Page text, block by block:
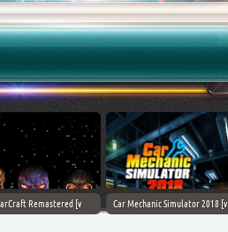
Remastered [v
Car Mechanic Simulator 2018 [v